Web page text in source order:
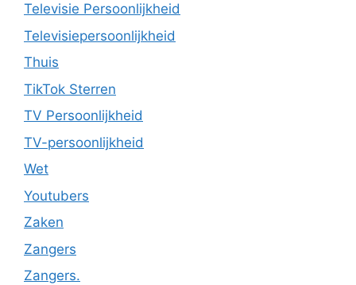
Televisie Persoonlijkheid
Televisiepersoonlijkheid
Thuis
TikTok Sterren
TV Persoonlijkheid
TV-persoonlijkheid
Wet
Youtubers
Zaken
Zangers
Zangers.